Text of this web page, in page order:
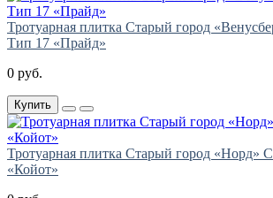
Тротуарная плитка Старый город
Тип 17 «Прайд»
0 руб.
Купить
Тротуарная плитка Старый город «Норд»
«Койот»